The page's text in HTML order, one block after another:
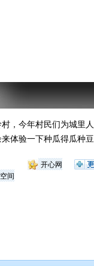
今年村民们为城里人
体验一下种瓜得瓜种豆
开心网
间